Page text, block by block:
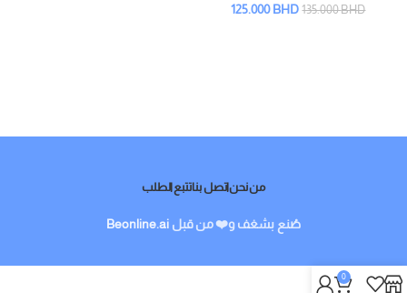
135.000BHD
125.000BHD
من نحناتصل بناتتبع الطلب
صُنع بشغف و❤️ من قبل Beonline.ai
0